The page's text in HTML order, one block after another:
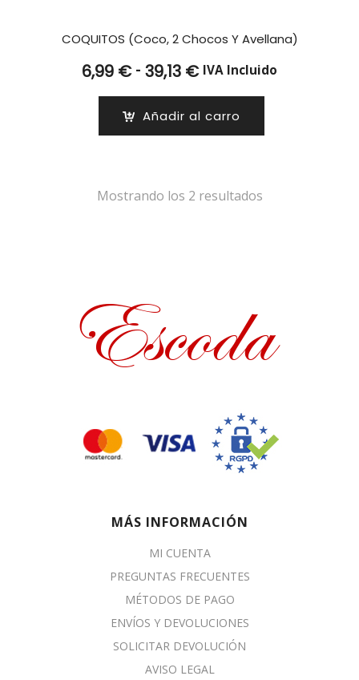
COQUITOS (Coco, 2 Chocos Y Avellana)
6,99 € - 39,13 €Rango
desde
IVA Incluido
Añadir al carro
Mostrando los 2 resultados
MÁS INFORMACIÓN
MI CUENTA
PREGUNTAS FRECUENTES
MÉTODOS DE PAGO
ENVÍOS Y DEVOLUCIONES
SOLICITAR DEVOLUCIÓN
AVISO LEGAL